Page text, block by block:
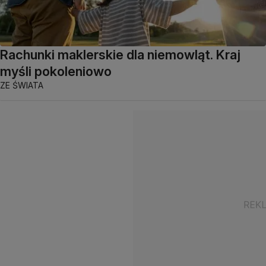
Rachunki maklerskie dla niemowląt. Kraj
myśli pokoleniowo
ZE ŚWIATA